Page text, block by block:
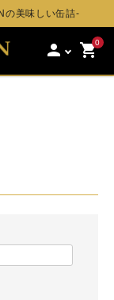
の美味しい缶詰-
person 0
shopping_cart